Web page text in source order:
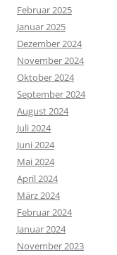
Februar 2025
Januar 2025
Dezember 2024
November 2024
Oktober 2024
September 2024
August 2024
Juli 2024
Juni 2024
Mai 2024
April 2024
März 2024
Februar 2024
Januar 2024
November 2023